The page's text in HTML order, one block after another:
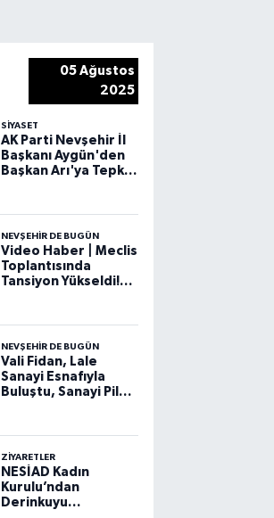
05 Ağustos
2025
SIYASET
AK Parti Nevşehir İl
Başkanı Aygün'den
Başkan Arı'ya Tepki:
NEVŞEHIR DE BUGÜN
Video Haber | Meclis
Toplantısında
Tansiyon Yükseldi!
NEVŞEHIR DE BUGÜN
Vali Fidan, Lale
Sanayi Esnafıyla
Buluştu, Sanayi Pilavı
ZIYARETLER
NESİAD Kadın
Kurulu’ndan
Derinkuyu